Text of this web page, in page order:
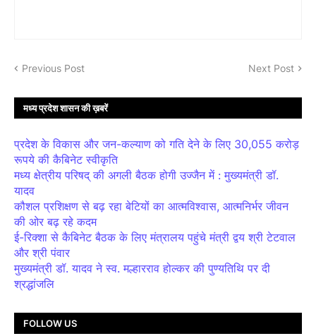
Previous Post Next Post
मध्य प्रदेश शासन की ख़बरें
प्रदेश के विकास और जन-कल्याण को गति देने के लिए 30,055 करोड़
रूपये की कैबिनेट स्वीकृति
मध्य क्षेत्रीय परिषद् की अगली बैठक होगी उज्जैन में : मुख्यमंत्री डॉ.
यादव
कौशल प्रशिक्षण से बढ़ रहा बेटियों का आत्मविश्वास, आत्मनिर्भर जीवन
की ओर बढ़ रहे कदम
ई-रिक्शा से कैबिनेट बैठक के लिए मंत्रालय पहुंचे मंत्री द्वय श्री टेटवाल
और श्री पंवार
मुख्यमंत्री डॉ. यादव ने स्व. मल्हारराव होल्कर की पुण्यतिथि पर दी
श्रद्धांजलि
FOLLOW US